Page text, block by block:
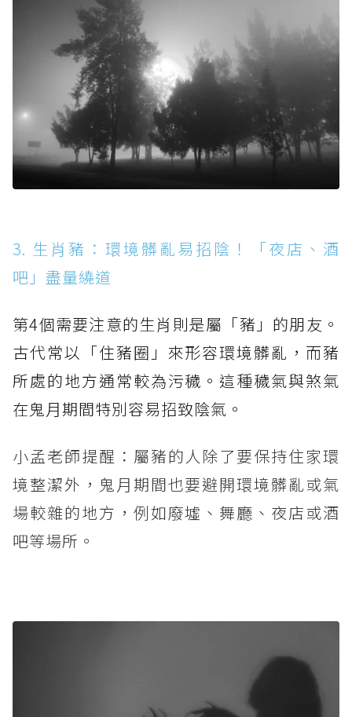
3. 生肖豬：環境髒亂易招陰！「夜店、酒
吧」盡量繞道
第4個需要注意的生肖則是屬「豬」的朋友。
古代常以「住豬圈」來形容環境髒亂，而豬
所處的地方通常較為污穢。這種穢氣與煞氣
在鬼月期間特別容易招致陰氣。
小孟老師提醒：屬豬的人除了要保持住家環
境整潔外，鬼月期間也要避開環境髒亂或氣
場較雜的地方，例如廢墟、舞廳、夜店或酒
吧等場所。